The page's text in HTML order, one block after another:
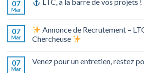
07
Mar
LTC, à la barre de vos projets !
07
Mar
Annonce de Recrutement –
Chercheuse
07
Mar
Venez pour un entretien, restez